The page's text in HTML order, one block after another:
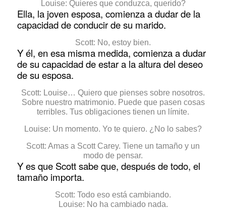
Louise: Quieres que conduzca, querido?
Ella, la joven esposa, comienza a dudar de la
capacidad de conducir de su marido.
Scott: No, estoy bien.
Y él, en esa misma medida, comienza a dudar
de su capacidad de estar a la altura del deseo
de su esposa.
Scott: Louise… Quiero que pienses sobre nosotros.
Sobre nuestro matrimonio. Puede que pasen cosas
terribles. Tus obligaciones tienen un límite.
Louise: Un momento. Yo te quiero. ¿No lo sabes?
Scott: Amas a Scott Carey. Tiene un tamaño y un
modo de pensar.
Y es que Scott sabe que, después de todo, el
tamaño importa.
Scott: Todo eso está cambiando.
Louise: No ha cambiado nada.